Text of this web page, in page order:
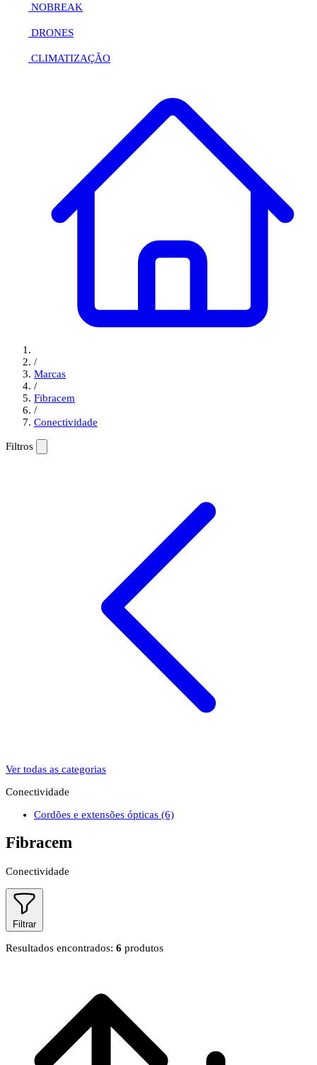
NOBREAK
DRONES
CLIMATIZAÇÃO
/
Marcas
/
Fibracem
/
Conectividade
Filtros
Ver todas as categorias
Conectividade
Cordões e extensões ópticas (6)
Fibracem
Conectividade
Filtrar
Resultados encontrados: 6 produtos